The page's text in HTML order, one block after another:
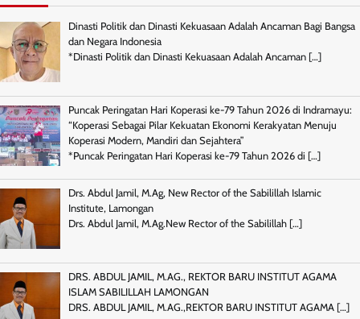
Dinasti Politik dan Dinasti Kekuasaan Adalah Ancaman Bagi Bangsa
dan Negara Indonesia
*Dinasti Politik dan Dinasti Kekuasaan Adalah Ancaman […]
Puncak Peringatan Hari Koperasi ke-79 Tahun 2026 di Indramayu:
“Koperasi Sebagai Pilar Kekuatan Ekonomi Kerakyatan Menuju
Koperasi Modern, Mandiri dan Sejahtera”
*Puncak Peringatan Hari Koperasi ke-79 Tahun 2026 di […]
Drs. Abdul Jamil, M.Ag, New Rector of the Sabilillah Islamic
Institute, Lamongan
Drs. Abdul Jamil, M.Ag.New Rector of the Sabilillah […]
DRS. ABDUL JAMIL, M.AG., REKTOR BARU INSTITUT AGAMA
ISLAM SABILILLAH LAMONGAN
DRS. ABDUL JAMIL, M.AG.,REKTOR BARU INSTITUT AGAMA […]